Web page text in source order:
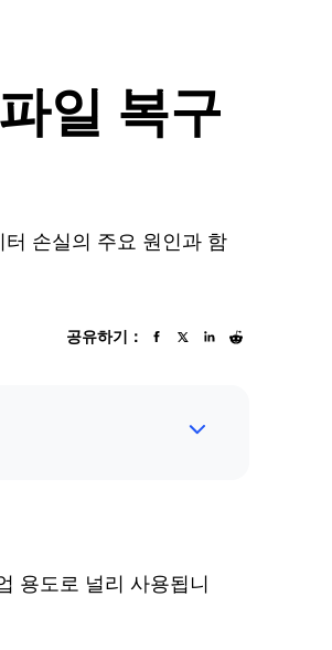
일 복구
손실의 주요 원인과 함
공유하기：
용도로 널리 사용됩니